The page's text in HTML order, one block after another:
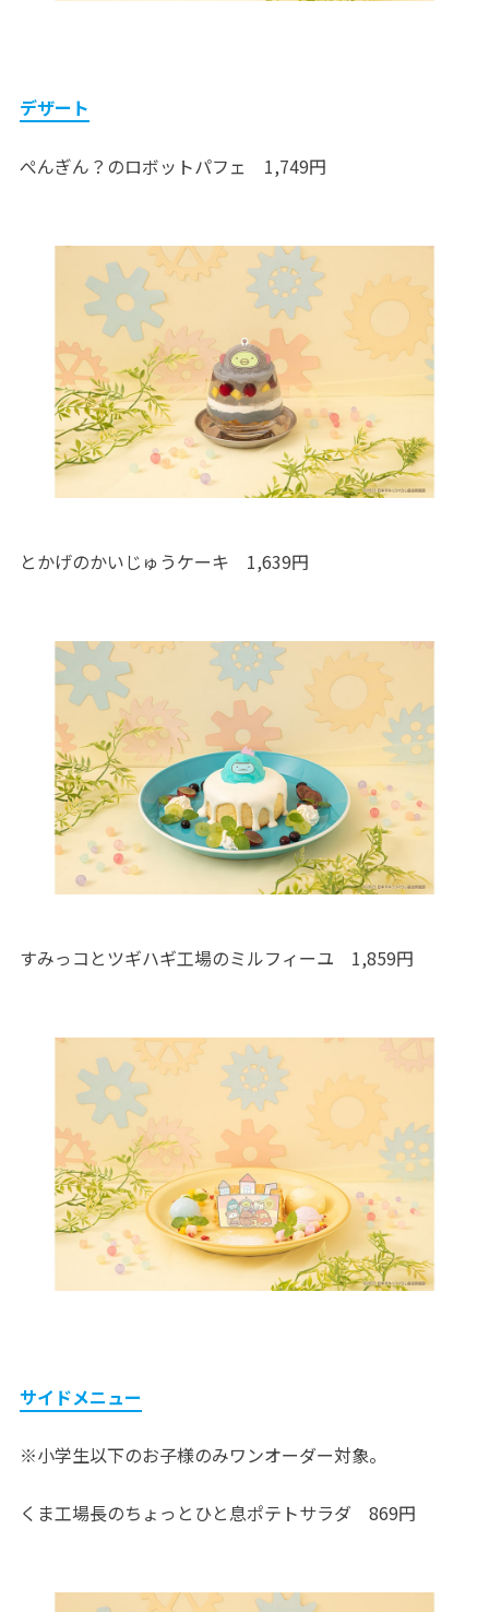
デザート
ぺんぎん？のロボットパフェ 1,749円
とかげのかいじゅうケーキ 1,639円
すみっコとツギハギ工場のミルフィーユ 1,859円
サイドメニュー
※小学生以下のお子様のみワンオーダー対象。
くま工場長のちょっとひと息ポテトサラダ 869円